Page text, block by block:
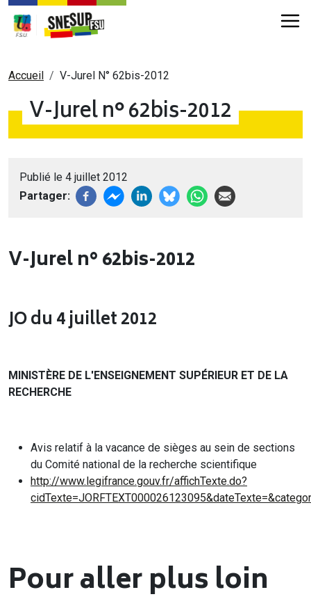
Aller au contenu principal
Fil d'Ariane
Accueil V-Jurel N° 62bis-2012
V-Jurel n° 62bis-2012
Publié le 4 juillet 2012
Partager
V-Jurel n° 62bis-2012
JO du 4 juillet 2012
MINISTÈRE DE L'ENSEIGNEMENT SUPÉRIEUR ET DE LA
RECHERCHE
Avis relatif à la vacance de sièges au sein de sections
du Comité national de la recherche scientifique
http://www.legifrance.gouv.fr/affichTexte.do?
Pour aller plus loin